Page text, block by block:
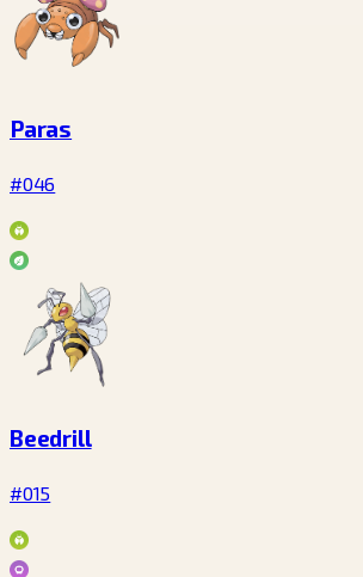
Paras
#046
Beedrill
#015